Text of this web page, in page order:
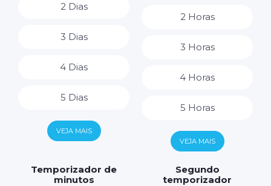
2 Dias
3 Dias
4 Dias
5 Dias
6 Dias
VEJA MAIS
2 Horas
3 Horas
4 Horas
5 Horas
6 Horas
7 Horas
VEJA MAIS
Temporizador de
minutos
Segundo
temporizador